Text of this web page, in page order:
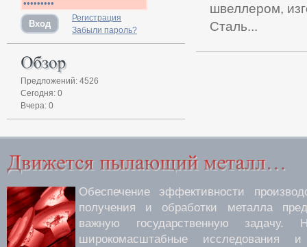
швеллером,
Сталь...
Регистрация
Забыли пароль?
Предложений: 4526
Сегодня: 0
Вчера: 0
Обеспечение эффективности
получения и обработки металла
важную государственную
широкомасштабные исследования